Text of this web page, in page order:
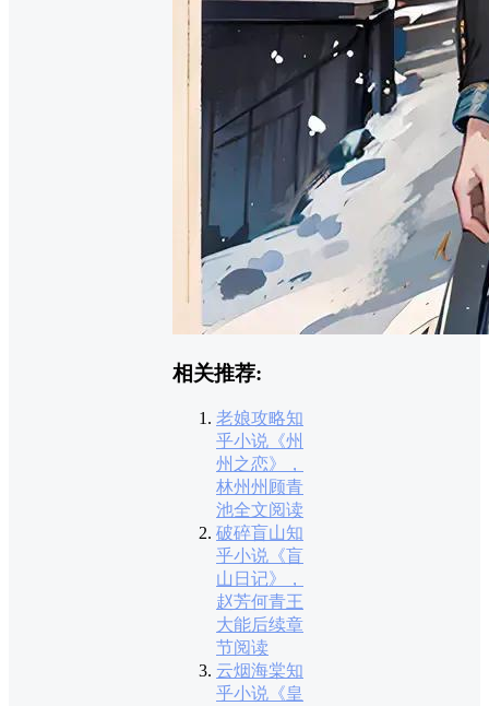
相关推荐:
老娘攻略知
乎小说《州
州之恋》，
林州州顾青
池全文阅读
破碎盲山知
乎小说《盲
山日记》，
赵芳何青王
大能后续章
节阅读
云烟海棠知
乎小说《皇